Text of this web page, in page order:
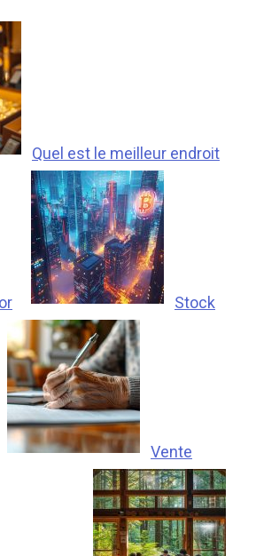
Quel est le meilleur endroit
Stock
Vente